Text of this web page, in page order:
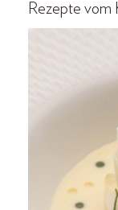
Rezepte vom